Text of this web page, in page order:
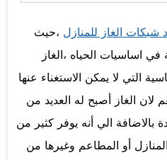
شبكات الغاز للمنازل ،حيث
اساسيات الحياه ،الغاز
التي لا يمكن الاستغناء عنها
الغاز أصبح له العديد من
بالاضافة الي أنه يوفر كثير من
أو المطاعم وغيرها من